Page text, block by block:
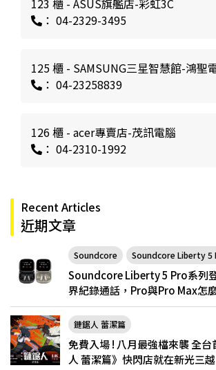
： 04-2329-3495
125 櫃 - SAMSUNG三星智慧館-鴻聖
： 04-23258839
126 櫃 - acer專賣店-茂訊電腦
： 04-2310-1992
Recent Articles
近期文章
Soundcore Soundcore Liberty 5
Soundcore Liberty 5 Pro系列
界紀錄通話，Pro與Pro Max怎
鏈鋸人 蕾潔篇
免費入場 ! 八月最強檔來襲 全
人 蕾潔篇》快閃店就在新光三